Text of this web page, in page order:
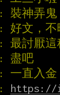
: 裝神弄鬼
: 好文，不
: 最討厭這
: 盡吧
: 一直入金
: https://